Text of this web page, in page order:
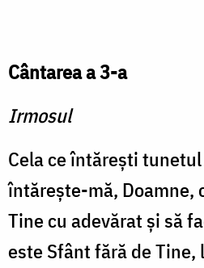
Cântarea a 3-a
Irmosul
Cela ce întăreşti
întăreşte-mă, Doamne,
Tine cu adevărat şi să
este Sfânt fără de